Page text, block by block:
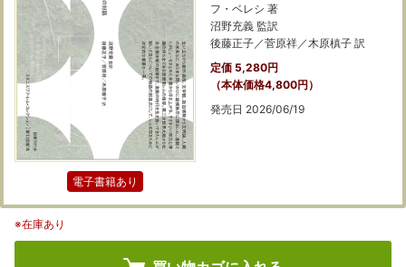
電子書籍あり
フ・ベレシ 著
沼野充義 監訳
後藤正子／菅原祥／木原槙子 訳
定価 5,280円
（本体価格4,800円）
発売日 2026/06/19
※在庫あり